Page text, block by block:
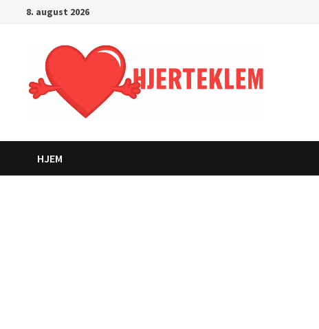
8. august 2026
HJEM